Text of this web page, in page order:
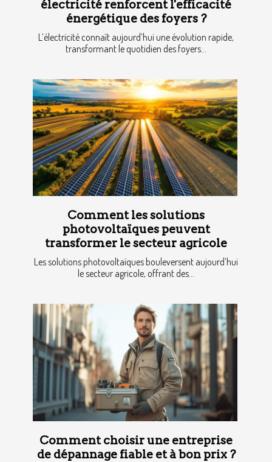
électricité renforcent l'efficacité
énergétique des foyers ?
L’électricité connaît aujourd’hui une évolution rapide,
transformant le quotidien des foyers...
Comment les solutions
photovoltaïques peuvent
transformer le secteur agricole
Les solutions photovoltaïques bouleversent aujourd’hui
le secteur agricole, offrant des...
Comment choisir une entreprise
de dépannage fiable et à bon prix ?